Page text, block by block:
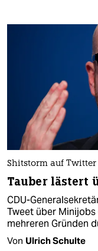
Shitstorm auf Twitter
Tauber lästert
CDU-
Tweet über Minijobs
mehreren Gründen
Von Ulrich Schulte